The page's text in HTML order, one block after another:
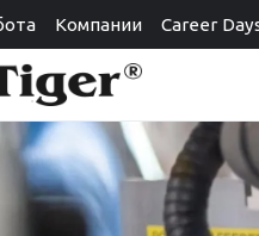
Компании Career